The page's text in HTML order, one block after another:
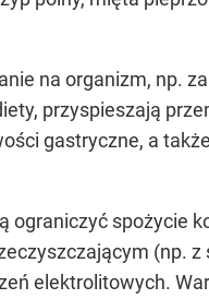
na organizm, np.
przyspieszają
gastryczne, a
ograniczyć spożycie
(np. z
elektrolitowych.